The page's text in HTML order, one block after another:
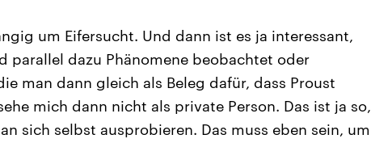
um Eifersucht. Und dann ist es ja interessant,
parallel dazu Phänomene beobachtet oder
man dann gleich als Beleg dafür, dass Proust
mich dann nicht als private Person. Das ist ja so,
sich selbst ausprobieren. Das muss eben sein, um